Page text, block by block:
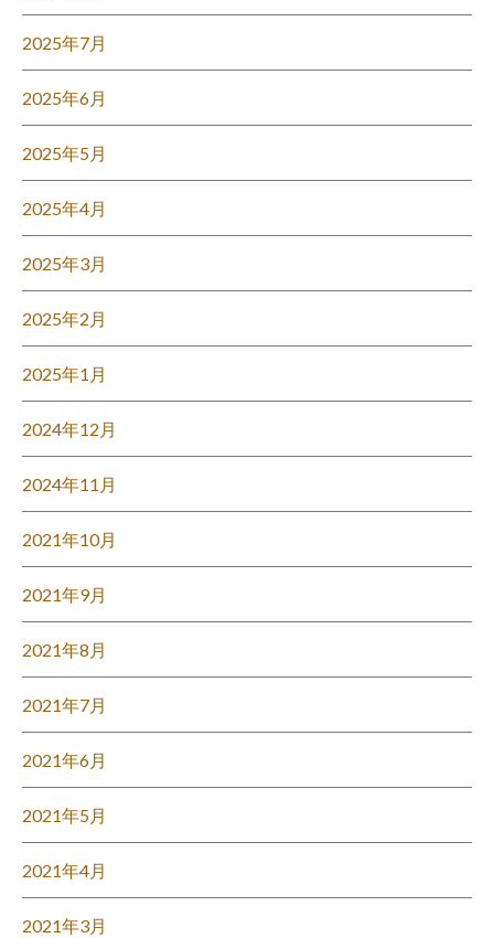
2025年7月
2025年6月
2025年5月
2025年4月
2025年3月
2025年2月
2025年1月
2024年12月
2024年11月
2021年10月
2021年9月
2021年8月
2021年7月
2021年6月
2021年5月
2021年4月
2021年3月